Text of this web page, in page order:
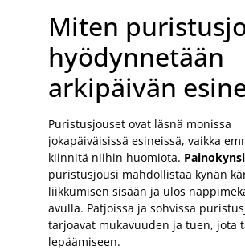
Miten
hyödynnetään
arkipäivän
Puristusjouset ovat läsnä monissa
jokapäiväisissä esineissä, vaikka
kiinnitä niihin huomiota.
puristusjousi mahdollistaa kynän
liikkumisen sisään ja ulos
avulla. Patjoissa ja sohvissa
tarjoavat mukavuuden ja tuen, jota
lepäämiseen.